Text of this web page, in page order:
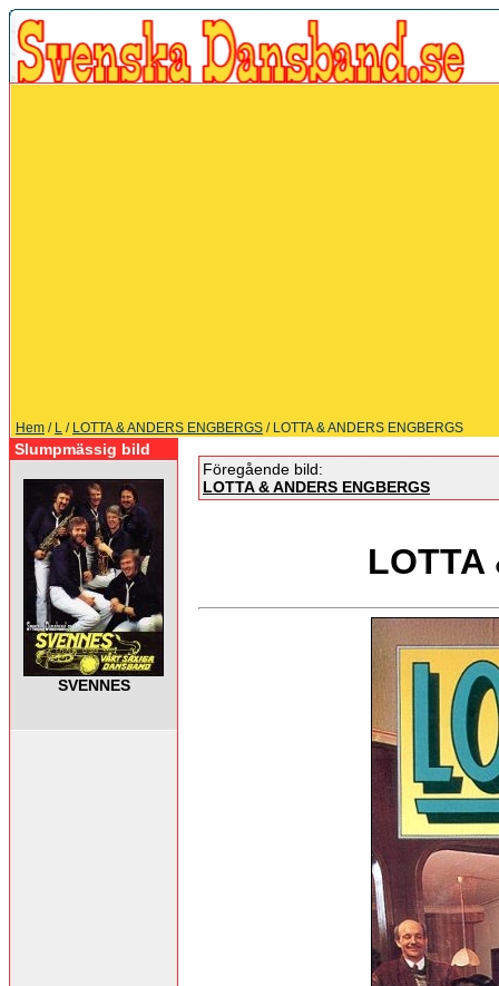
Hem / L / LOTTA & ANDERS ENGBERGS / LOTTA & ANDERS ENGBERGS
Slumpmässig bild
SVENNES
Föregående bild:
LOTTA & ANDERS ENGBERGS
LOTTA